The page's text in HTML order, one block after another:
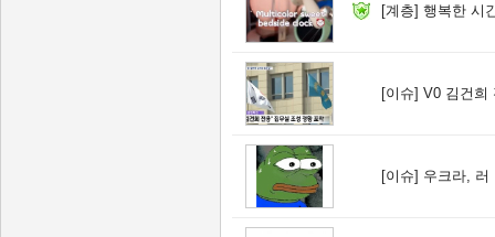
[계층] 행복한 시
[이슈] V0 김건희
[이슈] 우크라, 러 탄